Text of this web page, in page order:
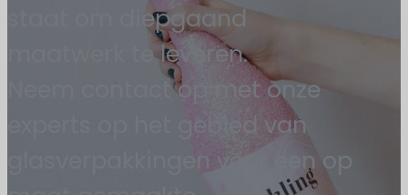
staat om diepgaand
maatwerk te leveren.
Neem contact op met onze
experts op het gebied van
glasverpakkingen voor een op